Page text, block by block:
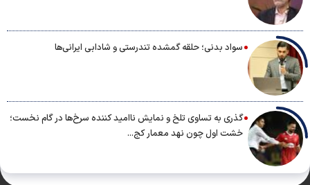
سواد بدنی؛ حلقه گمشده تندرستی و شادابی ایرانی‌ها
گذری به تساوی تلخ و نمایش ناامید کننده سرخ‌ها در گام نخست؛
خشت اول چون نهد معمار کج...